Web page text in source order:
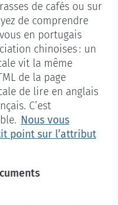
de cafés ou sur
de comprendre
en portugais
chinoises : un
vit la même
de la page
de lire en anglais
C’est
Nous vous
point sur l’attribut